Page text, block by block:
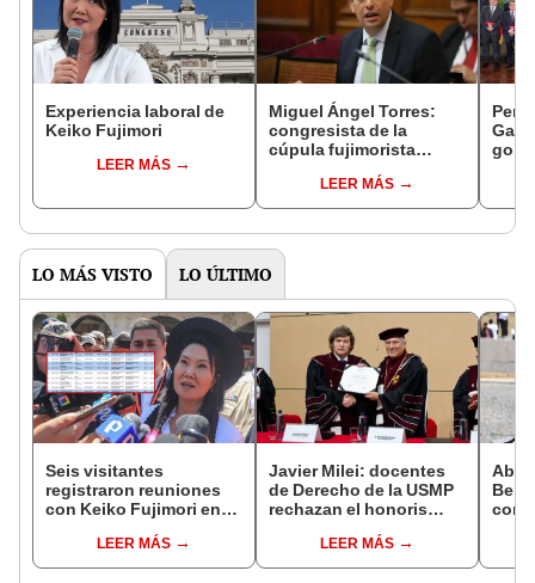
Experiencia laboral de
Keiko Fujimori
LEER MÁS
Miguel Ángel Torres:
congresista de la
cúpula fujimorista
del SenadoLEER MÁS
LO MÁS VISTO LO ÚLTIMO
Seis visitantes
registraron reuniones
con Keiko Fujimori en
presidenta se
encontraba en Junín
LEER MÁS
Javier Milei: docentes
de Derecho de la USMP
rechazan el honoris
presidente de Argentina
LEER MÁS